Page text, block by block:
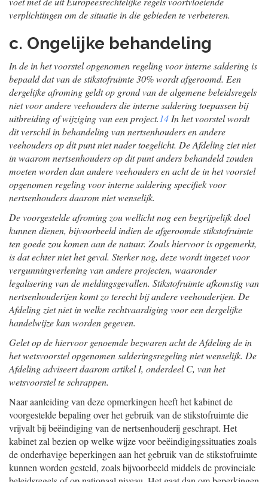
verplichtingen om de situatie in die gebieden te verbeteren.
c. Ongelijke behandeling
In de in het voorstel opgenomen regeling voor interne saldering is
bepaald dat van de stikstofruimte 30% wordt afgeroomd. Een
dergelijke afroming geldt op grond van de algemene beleidsregels
niet voor andere veehouders die interne saldering toepassen bij
uitbreiding of wijziging van een project.14 In het voorstel wordt
dit verschil in behandeling van nertsenhouders en andere
veehouders op dit punt niet nader toegelicht. De Afdeling ziet niet
in waarom nertsenhouders op dit punt anders behandeld zouden
moeten worden dan andere veehouders en acht de in het voorstel
opgenomen regeling voor interne saldering specifiek voor
nertsenhouders daarom niet wenselijk.
De voorgestelde afroming zou wellicht nog een begrijpelijk doel
kunnen dienen, bijvoorbeeld indien de afgeroomde stikstofruimte
ten goede zou komen aan de natuur. Zoals hiervoor is opgemerkt,
is dat echter niet het geval. Sterker nog, deze wordt ingezet voor
vergunningverlening van andere projecten, waaronder
legalisering van de meldingsgevallen. Stikstofruimte afkomstig van
nertsenhouderijen komt zo terecht bij andere veehouderijen. De
Afdeling ziet niet in welke rechtvaardiging voor een dergelijke
handelwijze kan worden gegeven.
Gelet op de hiervoor genoemde bezwaren acht de Afdeling de in
het wetsvoorstel opgenomen salderingsregeling niet wenselijk. De
Afdeling adviseert daarom artikel I, onderdeel C, van het
wetsvoorstel te schrappen.
Naar aanleiding van deze opmerkingen heeft het kabinet de
voorgestelde bepaling over het gebruik van de stikstofruimte die
vrijvalt bij beëindiging van de nertsenhouderij geschrapt. Het
kabinet zal bezien op welke wijze voor beëindigingssituaties zoals
de onderhavige beperkingen aan het gebruik van de stikstofruimte
kunnen worden gesteld, zoals bijvoorbeeld middels de provinciale